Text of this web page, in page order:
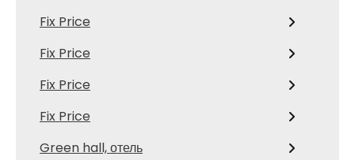
Fix Price
Fix Price
Fix Price
Fix Price
Green hall, отель